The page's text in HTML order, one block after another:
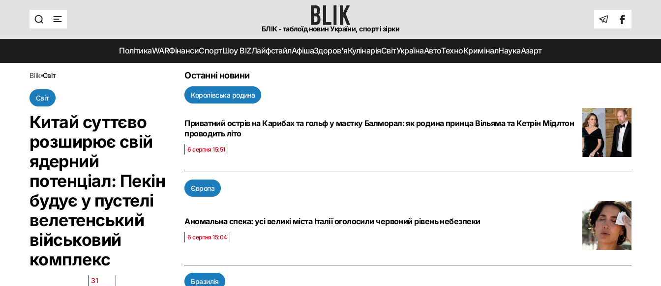
БЛІК - таблоїд новин України, спорт і зірки
ПолітикаWARФінансиСпортШоу BIZЛайфстайлАфішаЗдоров'яКулінаріяСвітУкраїнаАвтоТехноКриміналНаукаАзарт
blik світ
Світ
Китай суттєво
розширює свій
ядерний
потенціал: Пекін
будує у пустелі
велетенський
військовий
комплекс
31
Останні новини
Королівська родина
Приватний острів на Карибах та гольф у маєтку Балморал: як родина принца Вільяма та Кетрін Мідлтон
проводить літо
6 серпня 15:51
Європа
Аномальна спека: усі великі міста Італії оголосили червоний рівень небезпеки
6 серпня 15:04
Бразилія